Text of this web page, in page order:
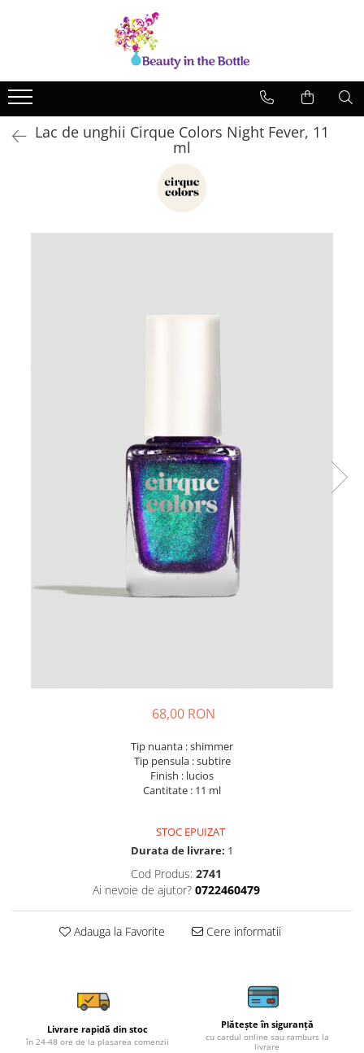
OPI
ILNP
Zoya
Base coat
Top Coat
IngrijireLac de unghii Cirque Colors Night Fever, 11
ml
68,00 RON
Tip nuanta : shimmer
Tip pensula : subtire
Finish : lucios
Cantitate : 11 ml
STOC EPUIZAT
Durata de livrare: 1
Cod Produs: 2741
Ai nevoie de ajutor? 0722460479
Adauga la Favorite Cere informatii
Livrare rapidă din stoc
în 24-48 ore de la plasarea comenzii
Plătește în siguranță
cu cardul online sau ramburs la
livrare